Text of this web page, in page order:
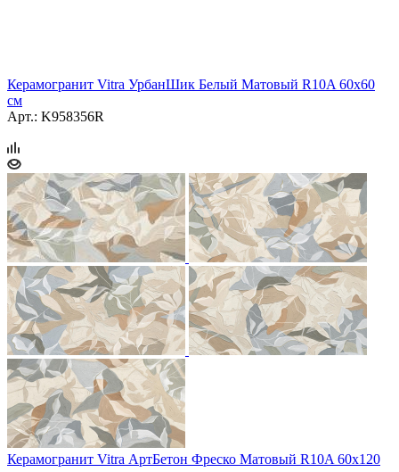
Керамогранит Vitra УрбанШик Белый Матовый R10A 60x60
см
Арт.: K958356R
Керамогранит Vitra АртБетон Фреско Матовый R10A 60x120